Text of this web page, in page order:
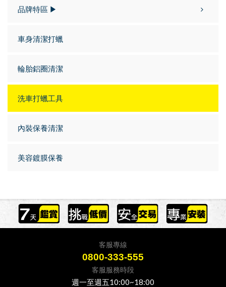
品牌特區 ▶
車身清潔打蠟
輪胎鋁圈清潔
洗車打蠟工具
內裝保養清潔
美容鍍膜保養
客服專線
0800-333-555
客服服務時段
週一至週五10:00~18:00